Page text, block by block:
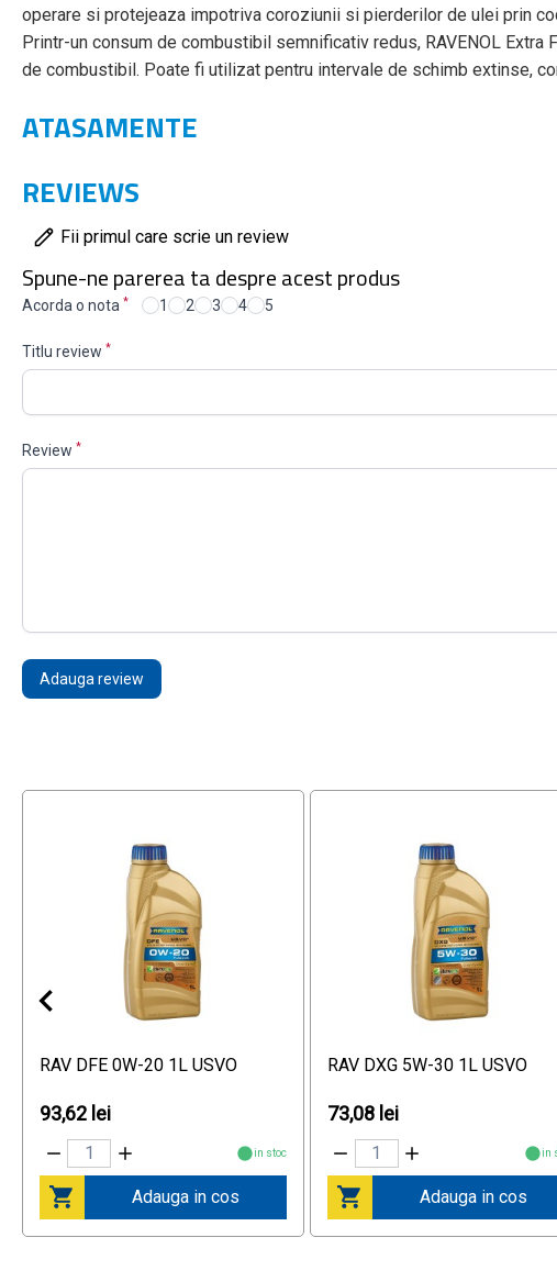
operare si protejeaza impotriva coroziunii si pierderilor de ulei prin
Printr-un consum de combustibil semnificativ redus, RAVENOL
de combustibil. Poate fi utilizat pentru intervale de schimb extinse,
ATASAMENTE
REVIEWS
Fii primul care scrie un review
Spune-ne parerea ta despre acest produs
Acorda o nota * 1 2 3 4 5
Titlu review *
Review *
Adauga review
RAV DFE 0W-20 1L USVO
93,62 lei
in stoc
Adauga in cos
RAV DXG 5W-30 1L USVO
73,08 lei
in
Adauga in cos